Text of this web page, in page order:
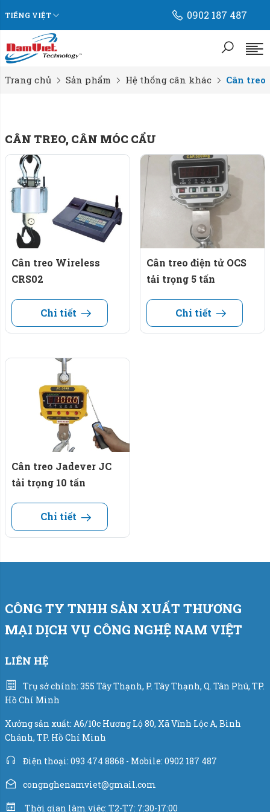
TIẾNG VIỆT 0902 187 487
Trang chủ Sản phẩm Hệ thống cân khác Cân
CÂN TREO, CÂN MÓC CẨU
Cân treo Wireless
CRS02
Chi tiết
Cân treo điện tử OCS
tải trọng 5 tấn
Chi tiết
Cân treo Jadever JC
tải trọng 10 tấn
Chi tiết
CÔNG TY TNHH SẢN XUẤT THƯƠNG
MẠI DỊCH VỤ CÔNG NGHỆ NAM VIỆT
LIÊN HỆ
Trụ sở chính: 355 Tây Thạnh, P. Tây Thạnh, Q. Tân Phú, TP.
Hồ Chí Minh
Xưởng sản xuất: A6/10c Hương Lộ 80, Xã Vĩnh Lộc A, Bình
Chánh, TP. Hồ Chí Minh
Điện thoại: 093 474 8868 - Mobile: 0902 187 487
congnghenamviet@gmail.com
Thời gian làm việc: T2-T7: 7:30-17:00